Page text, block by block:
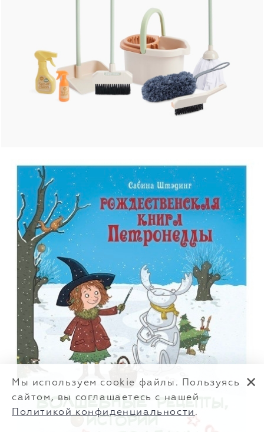
Мы используем cookie файлы. Пользуясь
сайтом, вы соглашаетесь с нашей
Политикой конфиденциальности .
✕